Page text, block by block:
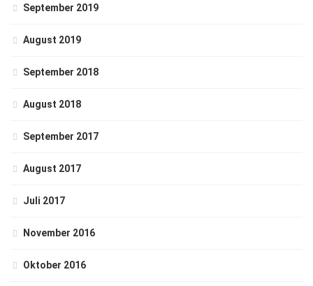
September 2019
August 2019
September 2018
August 2018
September 2017
August 2017
Juli 2017
November 2016
Oktober 2016